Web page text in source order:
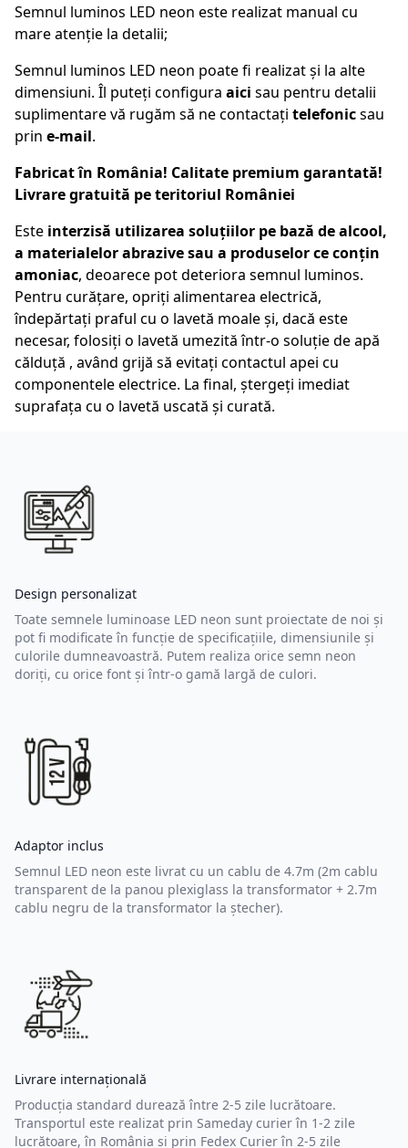
Semnul luminos LED neon este realizat manual cu
mare atenție la detalii;
Semnul luminos LED neon poate fi realizat și la alte
dimensiuni. Îl puteți configura aici sau pentru detalii
suplimentare vă rugăm să ne contactați telefonicsau
prin e-mail.
Fabricat în România! Calitate premium garantată!
Livrare gratuită pe teritoriul României
Este interzisă utilizarea soluțiilor pe bază de alcool,
a materialelor abrazive sau a produselor ce conțin
amoniac, deoarece pot deteriora semnul luminos.
Pentru curățare, opriți alimentarea electrică,
îndepărtați praful cu o lavetă moale și, dacă este
necesar, folosiți o lavetă umezită într-o soluție de apă
călduță , având grijă să evitați contactul apei cu
componentele electrice. La final, ștergeți imediat
suprafața cu o lavetă uscată și curată.
Design personalizat
Toate semnele luminoase LED neon sunt proiectate de noi și
pot fi modificate în funcție de specificațiile, dimensiunile și
culorile dumneavoastră. Putem realiza orice semn neon
doriți, cu orice font și într-o gamă largă de culori.
Adaptor inclus
Semnul LED neon este livrat cu un cablu de 4.7m (2m cablu
transparent de la panou plexiglass la transformator + 2.7m
cablu negru de la transformator la ștecher).
Livrare internațională
Producția standard durează între 2-5 zile lucrătoare.
Transportul este realizat prin Sameday curier în 1-2 zile
lucrătoare, în România și prin Fedex Curier în 2-5 zile